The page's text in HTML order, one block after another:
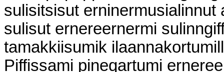
sulisitsisut erninermusialinnut
sulisut ernereernermi
tamakkiisumik
Piffissami pineqartumi